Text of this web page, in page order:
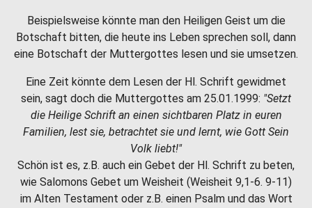
Beispielsweise könnte man den Heiligen Geist um die
Botschaft bitten, die heute ins Leben sprechen soll, dann
eine Botschaft der Muttergottes lesen und sie umsetzen.
Eine Zeit könnte dem Lesen der Hl. Schrift gewidmet
sein, sagt doch die Muttergottes am 25.01.1999: "Setzt
die Heilige Schrift an einen sichtbaren Platz in euren
Familien, lest sie, betrachtet sie und lernt, wie Gott Sein
Volk liebt!"
Schön ist es, z.B. auch ein Gebet der Hl. Schrift zu beten,
wie Salomons Gebet um Weisheit (Weisheit 9,1-6. 9-11)
im Alten Testament oder z.B. einen Psalm und das Wort